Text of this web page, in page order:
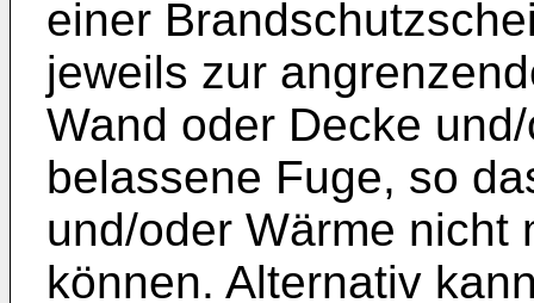
einer
jeweils zur
Wand oder Decke
belassene Fuge, so
und/oder Wärme nicht
können. Alternativ